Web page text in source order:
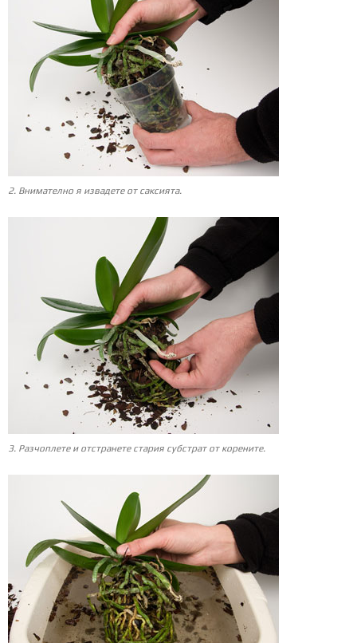
2. Внимателно я извадете от саксията.
3. Разчоплете и отстранете стария субстрат от корените.